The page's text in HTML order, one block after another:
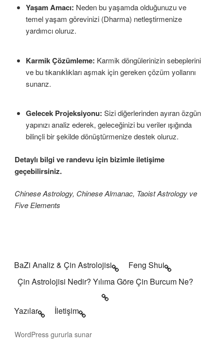
Yaşam Amacı: Neden bu yaşamda olduğunuzu ve
temel yaşam görevinizi (Dharma) netleştirmenize
yardımcı oluruz.
Karmik Çözümleme: Karmik döngülerinizin sebeplerini
ve bu tıkanıklıkları aşmak için gereken çözüm yollarını
sunarız.
Gelecek Projeksiyonu: Sizi diğerlerinden ayıran özgün
yapınızı analiz ederek, geleceğinizi bu veriler ışığında
bilinçli bir şekilde dönüştürmenize destek oluruz.
Detaylı bilgi ve randevu için bizimle iletişime
geçebilirsiniz.
Chinese Astrology, Chinese Almanac, Taoist Astrology ve
Five Elements
BaZi Analiz & Çin Astrolojisi
Feng Shui
Çin Astrolojisi Nedir? Yılıma Göre Çin Burcum Ne?
Yazılar İletişim
WordPress gururla sunar